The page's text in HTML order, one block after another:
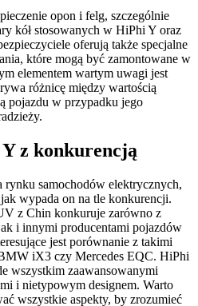
opon i felg, szczególnie
kół stosowanych w HiPhi Y oraz
oferują także specjalne
które mogą być zamontowane w
elementem wartym uwagi jest
różnicę między wartością
pojazdu w przypadku jego
z konkurencją
samochodów elektrycznych,
wypada on na tle konkurencji.
z Chin konkuruje zarówno z
i innymi producentami pojazdów
jest porównanie z takimi
iX3 czy Mercedes EQC. HiPhi
wszystkim zaawansowanymi
i nietypowym designem. Warto
wszystkie aspekty, by zrozumieć